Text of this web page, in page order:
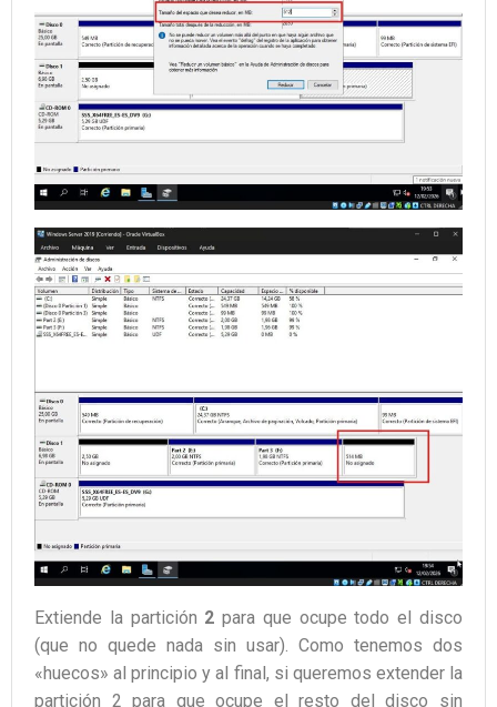
Extiende la partición 2 para que ocupe todo el disco
(que no quede nada sin usar). Como tenemos dos
«huecos» al principio y al final, si queremos extender la
partición 2 para que ocupe el resto del disco sin